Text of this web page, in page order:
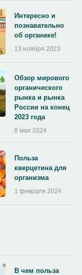
Интересно и
познавательно
об органике!
13 ноября 2023
Обзор мирового
органического
рынка и рынка
России на конец
2023 года
8 мая 2024
Польза
кверцетина для
организма
1 февраля 2024
В чем польза